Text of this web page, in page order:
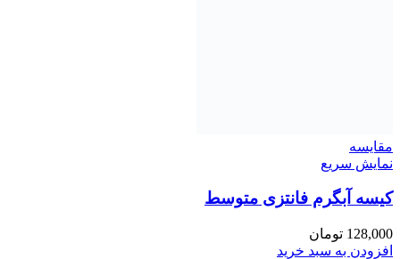
مقايسه
نمایش سریع
کیسه آبگرم فانتزی متوسط
128,000 تومان
افزودن به سبد خرید